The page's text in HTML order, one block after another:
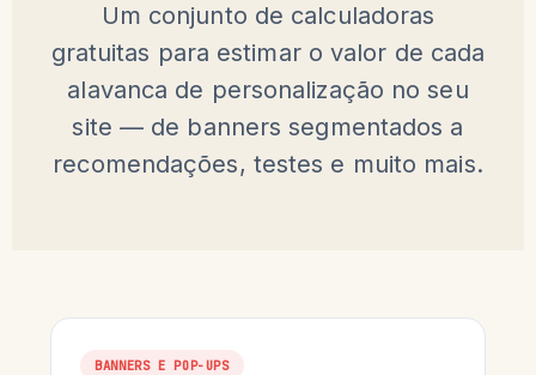
Um conjunto de calculadoras
gratuitas para estimar o valor de cada
alavanca de personalização no seu
site — de banners segmentados a
recomendações, testes e muito mais.
BANNERS E POP-UPS